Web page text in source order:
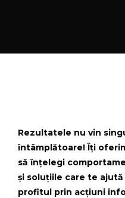
Rezultatele nu vin
întâmplătoare! Îți
să înțelegi
și soluțiile care te
profitul prin acțiuni